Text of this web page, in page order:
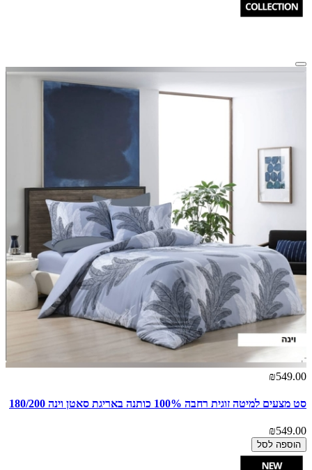
₪549.00
סט מצעים למיטה זוגית רחבה 100% כותנה באריגת סאטן וינה 180/200
₪549.00
הוספה לסל